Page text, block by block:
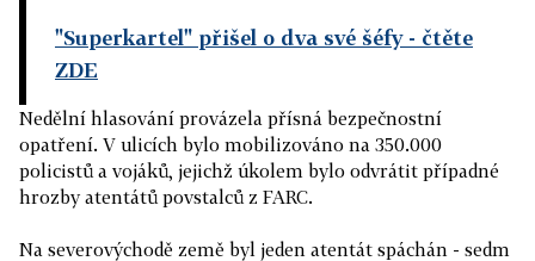
"Superkartel" přišel o dva své šéfy- čtěte
ZDE
Nedělní hlasování provázela přísná bezpečnostní
opatření. V ulicích bylo mobilizováno na 350.000
policistů a vojáků, jejichž úkolem bylo odvrátit případné
hrozby atentátů povstalců z FARC.
Na severovýchodě země byl jeden atentát spáchán - sedm